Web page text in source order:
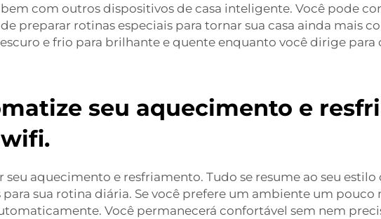
com outros dispositivos de casa inteligente. Você pode
preparar rotinas especiais para tornar sua casa ainda mais
e frio para brilhante e quente enquanto você dirige para
seu aquecimento e
aquecimento e resfriamento. Tudo se resume ao seu
sua rotina diária. Se você prefere um ambiente um pouco
Você permanecerá confortável sem nem